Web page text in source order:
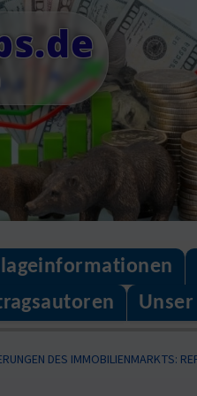
DES IMMOBILIENMARKTS: